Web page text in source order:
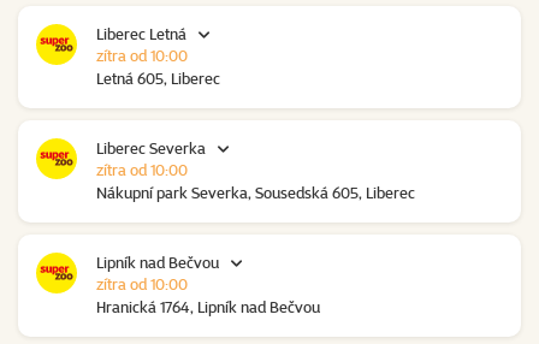
Liberec Letná
Letná 605, Liberec
zítra od 10:00
Liberec Severka
Nákupní park Severka, Sousedská 605, Liberec
zítra od 10:00
Lipník nad Bečvou
Hranická 1764, Lipník nad Bečvou
zítra od 10:00